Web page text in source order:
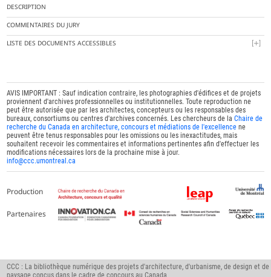
DESCRIPTION
COMMENTAIRES DU JURY
LISTE DES DOCUMENTS ACCESSIBLES
AVIS IMPORTANT : Sauf indication contraire, les photographies d'édifices et de projets
proviennent d'archives professionnelles ou institutionnelles. Toute reproduction ne
peut être autorisée que par les architectes, concepteurs ou les responsables des
bureaux, consortiums ou centres d'archives concernés. Les chercheurs de laChaire de
recherche du Canada en architecture, concours et médiations de l'excellence ne
peuvent être tenus responsables pour les omissions ou les inexactitudes, mais
souhaitent recevoir les commentaires et informations pertinentes afin d'effectuer les
modifications nécessaires lors de la prochaine mise à jour.
info@ccc.umontreal.ca
Production
Partenaires
CCC : La bibliothèque numérique des projets d'architecture, d'urbanisme, de design et de
paysage conçus dans le cadre de concours au Canada